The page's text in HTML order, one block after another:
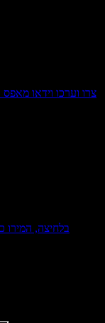
צרו וערכו וידאו
בלחיצה, המירו